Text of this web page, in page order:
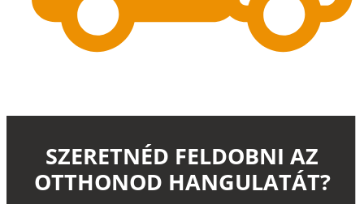
SZERETNÉD FELDOBNI AZ
OTTHONOD HANGULATÁT?